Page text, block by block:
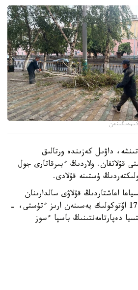
داۋىل كەزىندە ورتالىق
جەل 15 اعاشتى قۇلاتقان. ولاردىڭ ءبىرقاتارى جول
ۇستىنە قۇلادى.
اعاشتاردىڭ قۇلاۋى سالدارىنان
كولىكتەرى زاقىمدانعان 17 اۆتوكولىك يەسىنەن ارىز ءتۇستى، -
دەپارتامەنتىنىڭ باسپا ءسوز